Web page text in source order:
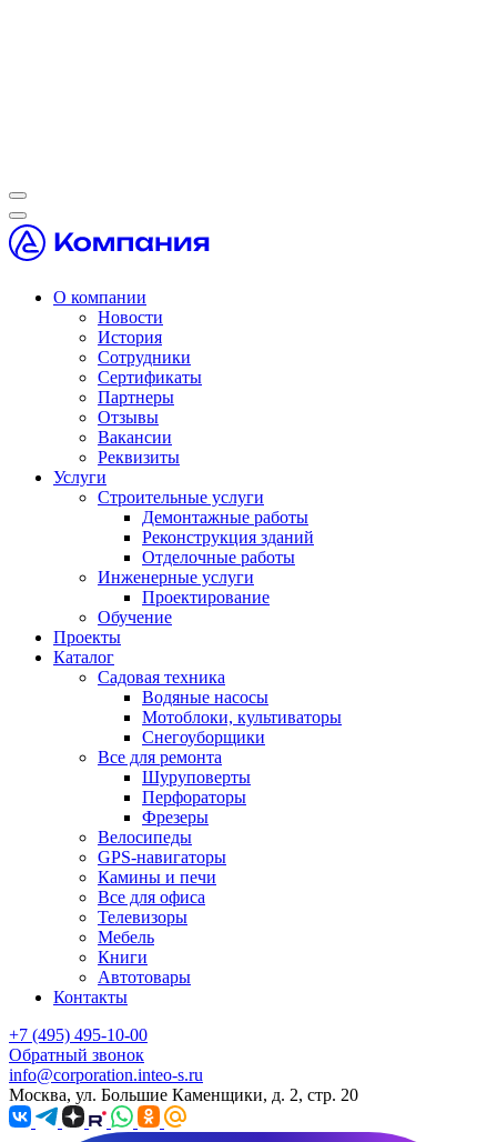
О компании
Новости
История
Сотрудники
Сертификаты
Партнеры
Отзывы
Вакансии
Реквизиты
Услуги
Строительные услуги
Демонтажные работы
Реконструкция зданий
Отделочные работы
Инженерные услуги
Проектирование
Обучение
Проекты
Каталог
Садовая техника
Водяные насосы
Мотоблоки, культиваторы
Снегоуборщики
Все для ремонта
Шуруповерты
Перфораторы
Фрезеры
Велосипеды
GPS-навигаторы
Камины и печи
Все для офиса
Телевизоры
Мебель
Книги
Автотовары
Контакты
+7 (495) 495-10-00
Обратный звонок
info@corporation.inteo-s.ru
Москва, ул. Большие Каменщики, д. 2, стр. 20